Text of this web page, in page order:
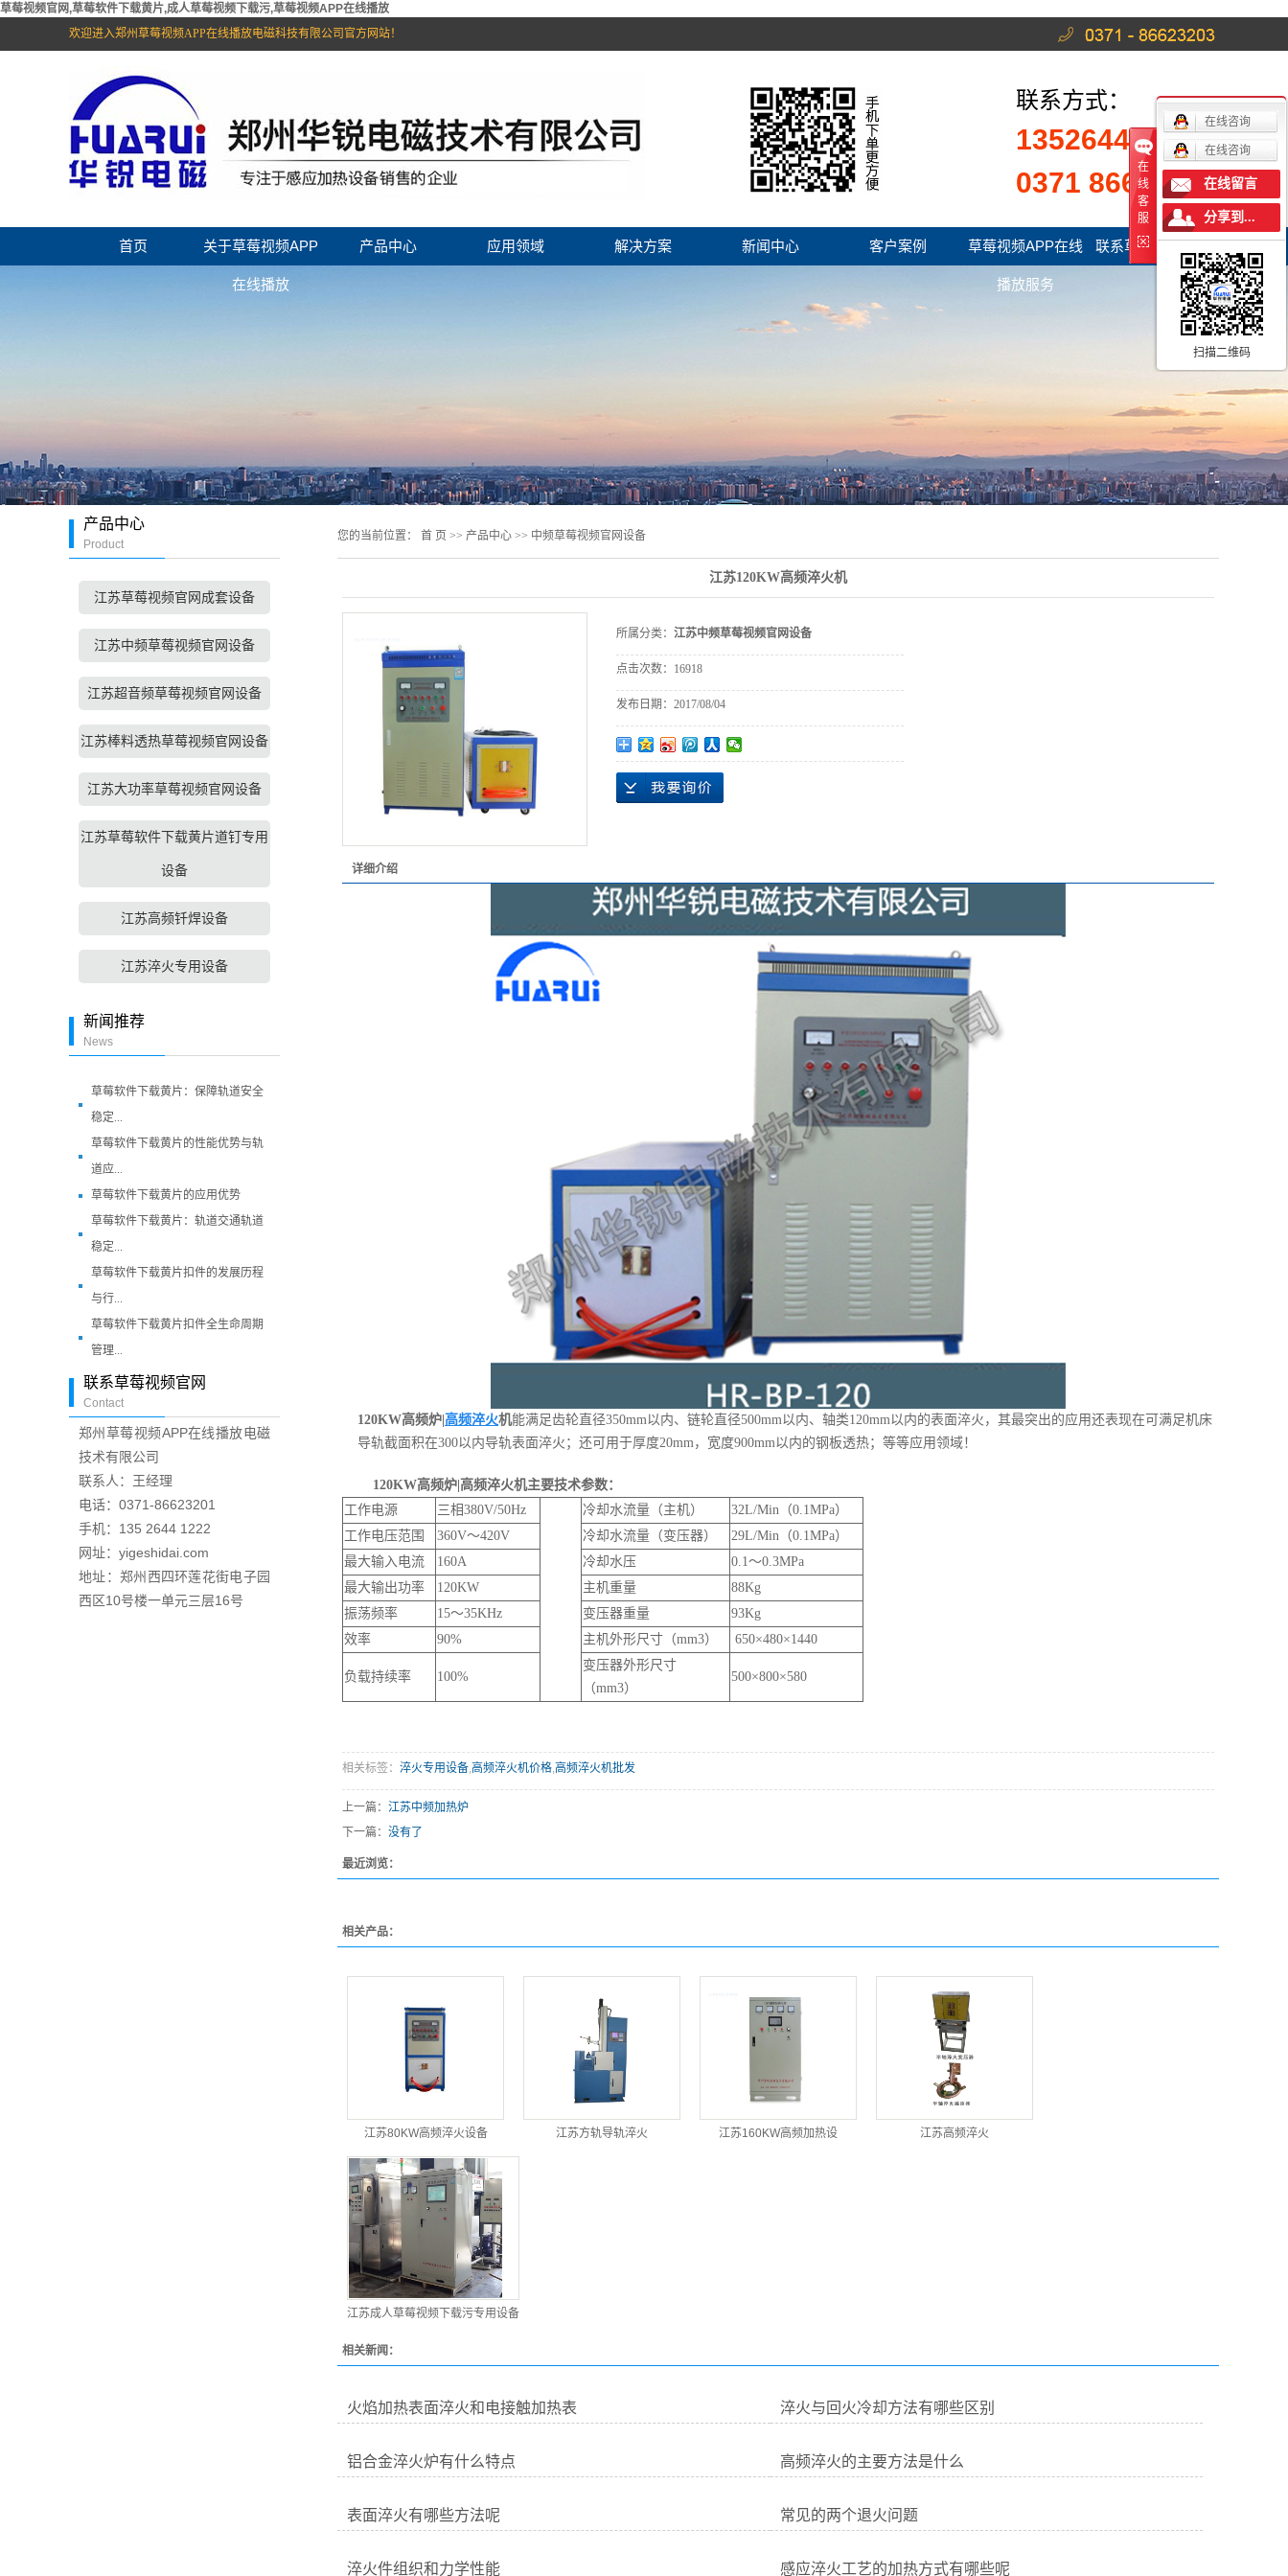
草莓视频官网,草莓软件下载黄片,成人草莓视频下载污,草莓视频APP在线播放
欢迎进入郑州草莓视频APP在线播放电磁科技有限公司官方网站！
联系方式：
13526441222
0371 86623203
首页 关于草莓视频APP
在线播放
产品中心 应用领域 解决方案 新闻中心 客户案例 草莓视频APP在线
播放服务
联系草莓视频官网
产品中心
Product
江苏草莓视频官网成套设备
江苏中频草莓视频官网设备
江苏超音频草莓视频官网设备
江苏棒料透热草莓视频官网设备
江苏大功率草莓视频官网设备
江苏草莓软件下载黄片道钉专用
设备
江苏高频钎焊设备
江苏淬火专用设备
新闻推荐
News
草莓软件下载黄片：保障轨道安全
稳定...
草莓软件下载黄片的性能优势与轨
道应...
草莓软件下载黄片的应用优势
草莓软件下载黄片：轨道交通轨道
稳定...
草莓软件下载黄片扣件的发展历程
与行...
草莓软件下载黄片扣件全生命周期
管理...
联系草莓视频官网
Contact
郑州草莓视频APP在线播放电磁
技术有限公司
联系人：王经理
电话：0371-86623201
手机：135 2644 1222
网址：yigeshidai.com
地址：郑州西四环莲花街电子园
西区10号楼一单元三层16号
您的当前位置： 首 页 >> 产品中心 >> 中频草莓视频官网设备
江苏120KW高频淬火机
所属分类： 江苏中频草莓视频官网设备
点击次数： 16918
发布日期： 2017/08/04
详细介绍
120KW高频炉 高频淬火机能满足齿轮直径350mm以内、链轮直径500mm以内、轴类120mm以内的表面淬火，其最突出的应用还表现在可满足机床
导轨截面积在300以内导轨表面淬火；还可用于厚度20mm，宽度900mm以内的钢板透热；等等应用领域！
120KW高频炉 高频淬火机主要技术参数：
工作电源
三相380V/50Hz 冷却水流量（主机）
32L/Min（0.1MPa）
工作电压范围
360V～420V 冷却水流量（变压器）
29L/Min（0.1MPa）
最大输入电流
160A 冷却水压
0.1～0.3MPa
最大输出功率
120KW 主机重量
88Kg
振荡频率
15～35KHz 变压器重量
93Kg
效率
90% 主机外形尺寸（mm3） 650×480×1440
负载持续率 100%
变压器外形尺寸
（mm3）
500×800×580
相关标签： 淬火专用设备,高频淬火机价格,高频淬火机批发
上一篇： 江苏中频加热炉
下一篇： 没有了
最近浏览：
相关产品：
江苏80KW高频淬火设备 江苏方轨导轨淬火 江苏160KW高频加热设 江苏高频淬火
江苏成人草莓视频下载污专用设备
相关新闻：
火焰加热表面淬火和电接触加热表 淬火与回火冷却方法有哪些区别
铝合金淬火炉有什么特点 高频淬火的主要方法是什么
表面淬火有哪些方法呢 常见的两个退火问题
淬火件组织和力学性能 感应淬火工艺的加热方式有哪些呢
在
线
客
服
在线咨询
在线咨询
在线留言
分享到...
扫描二维码